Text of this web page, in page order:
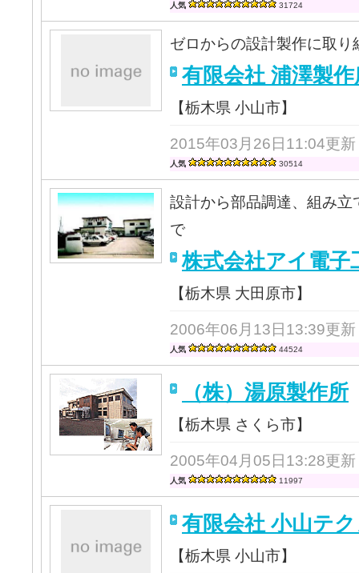
人気 31724
ゼロからの設計製作に取り
有限会社 浦澤製作
【栃木県 小山市】
2015年03月26日11:04更新
人気 30514
設計から部品調達、組み
で
株式会社アイ電子
【栃木県 大田原市】
2006年06月13日13:39更新
人気 44524
（株）湯原製作所
【栃木県 さくら市】
2005年04月05日13:28更新
人気 11997
有限会社 小山テ
【栃木県 小山市】